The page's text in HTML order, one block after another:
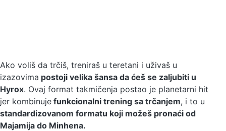
Ako voliš da trčiš, treniraš u teretani i uživaš u
izazovima postoji velika šansa da ćeš se zaljubiti u
Hyrox. Ovaj format takmičenja postao je planetarni hit
jer kombinuje funkcionalni trening sa trčanjem, i to u
standardizovanom formatu koji možeš pronaći od
Majamija do Minhena.